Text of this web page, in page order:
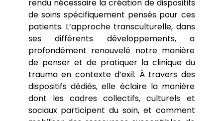
rendu nécessaire la création de dispositifs
de soins spécifiquement pensés pour ces
patients. L’approche transculturelle, dans
ses différents développements, a
profondément renouvelé notre manière
de penser et de pratiquer la clinique du
trauma en contexte d’exil. À travers des
dispositifs dédiés, elle éclaire la manière
dont les cadres collectifs, culturels et
sociaux participent du soin, et comment